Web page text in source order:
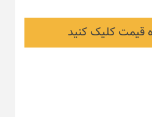
کلیک کنید